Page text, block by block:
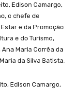
Edison Camargo,
o chefe de
e da Promoção
e do Turismo,
Maria Corrêa da
da Silva Batista.
Edison Camargo,